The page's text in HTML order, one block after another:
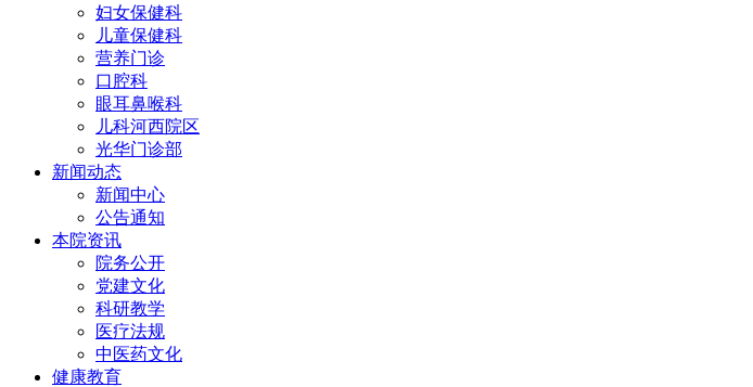
妇女保健科
儿童保健科
营养门诊
口腔科
眼耳鼻喉科
儿科河西院区
光华门诊部
新闻动态
新闻中心
公告通知
本院资讯
院务公开
党建文化
科研教学
医疗法规
中医药文化
健康教育